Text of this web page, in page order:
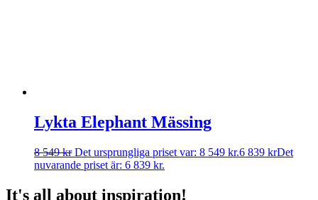
Lykta Elephant Mässing
8 549kr Det ursprungliga priset var: 8 549 kr.6 839 krDet
nuvarande priset är: 6 839 kr.
It's all about inspiration!